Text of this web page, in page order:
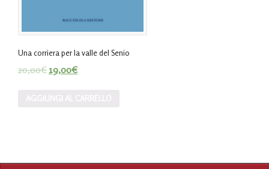
Una corriera per la valle del Senio
20,00€19,00€